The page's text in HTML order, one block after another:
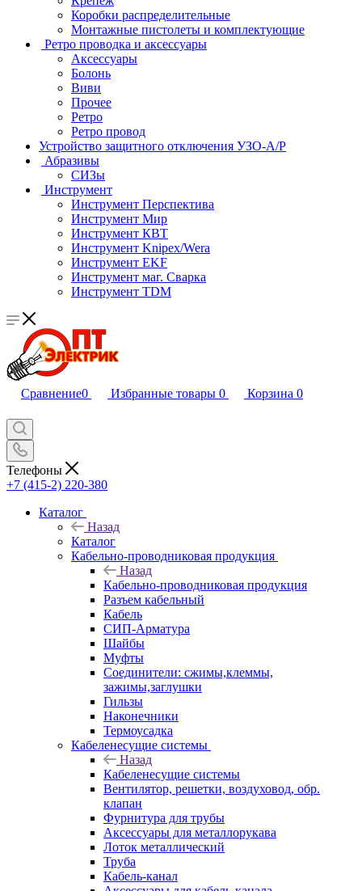
Коробки распределительные
Монтажные пистолеты и комплектующие
Ретро проводка и аксессуары
Аксессуары
Болонь
Виви
Прочее
Ретро
Ретро провод
Устройство защитного отключения УЗО-А/Р
Абразивы
СИЗы
Инструмент
Инструмент Перспектива
Инструмент Мир
Инструмент КВТ
Инструмент Knipex/Wera
Инструмент EKF
Инструмент маг. Сварка
Инструмент TDM
Сравнение0 Избранные товары 0 Корзина 0
Телефоны
+7 (415-2) 220-380
Каталог
Назад
Каталог
Кабельно-проводниковая продукция
Назад
Кабельно-проводниковая продукция
Разъем кабельный
Кабель
СИП-Арматура
Шайбы
Муфты
Соединители: сжимы,клеммы,
зажимы,заглушки
Гильзы
Наконечники
Термоусадка
Кабеленесущие системы
Назад
Кабеленесущие системы
Вентилятор, решетки, воздуховод, обр.
клапан
Фурнитура для трубы
Аксессуары для металлорукава
Лоток металлический
Труба
Кабель-канал